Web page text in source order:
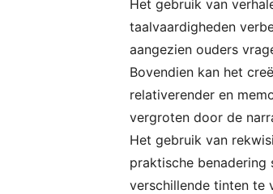
Het gebruik van
taalvaardigheden
aangezien ouders
Bovendien kan het
relativerender en
vergroten door de
Het gebruik van
praktische
verschillende tinten te